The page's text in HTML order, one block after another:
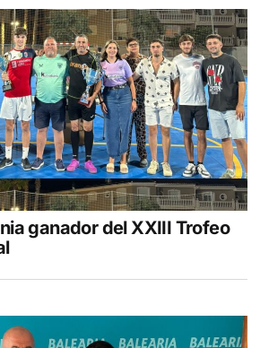
ganador del XXIII Trofeo